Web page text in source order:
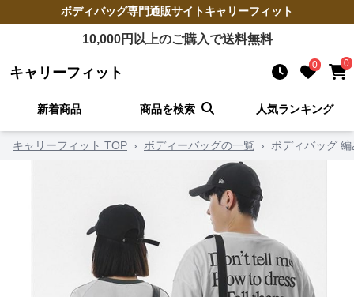
ボディバッグ専門通販サイトキャリーフィット
10,000円以上のご購入で送料無料
キャリーフィット 0 0
新着商品 商品を検索 人気ランキング
キャリーフィット TOP › ボディーバッグの一覧 › ボディバッグ